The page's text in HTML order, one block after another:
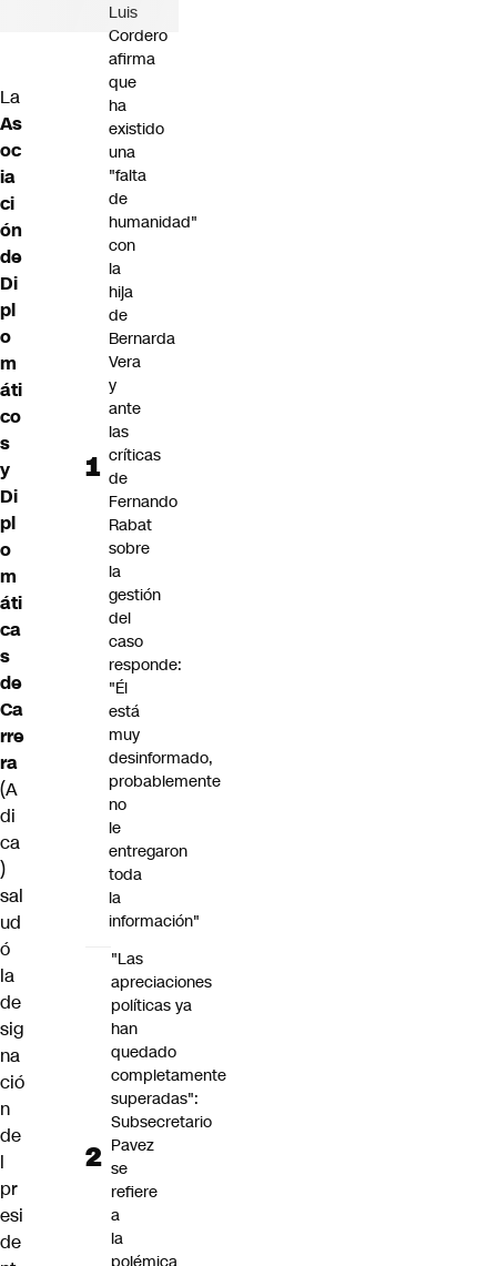
La
As
oc
ia
ci
ón
de
Di
pl
o
m
áti
co
s
y
Di
pl
o
m
áti
ca
s
de
Ca
rre
ra
(A
di
ca
)
sal
ud
ó
la
de
sig
na
ció
n
de
l
pr
esi
de
Luis
Cordero
afirma
que
ha
existido
una
"falta
de
humanidad"
con
la
hija
de
Bernarda
Vera
y
ante
las
críticas
de
Fernando
Rabat
sobre
la
gestión
del
caso
responde:
"Él
está
muy
desinformado,
probablemente
no
le
entregaron
toda
la
información"
"Las
apreciaciones
políticas ya
han
quedado
completamente
superadas":
Subsecretario
Pavez
se
refiere
a
la
polémica